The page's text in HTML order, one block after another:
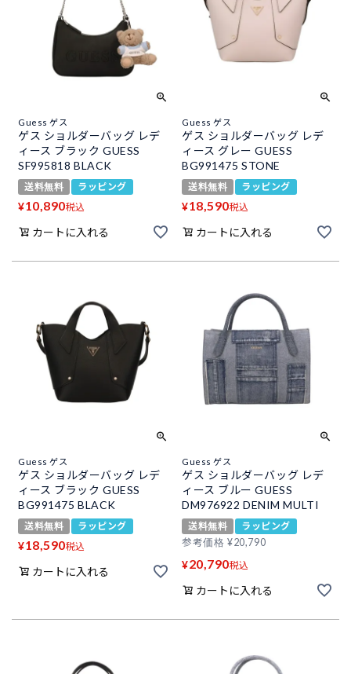
Guess ゲス
ゲス ショルダーバッグ レデ
ィース ブラック GUESS
SF995818 BLACK
送料無料 ラッピング
¥10,890税込
カートに入れる
Guess ゲス
ゲス ショルダーバッグ レデ
ィース グレー GUESS
BG991475 STONE
送料無料 ラッピング
¥18,590税込
カートに入れる
Guess ゲス
ゲス ショルダーバッグ レデ
ィース ブラック GUESS
BG991475 BLACK
送料無料 ラッピング
¥18,590税込
カートに入れる
Guess ゲス
ゲス ショルダーバッグ レデ
ィース ブルー GUESS
DM976922 DENIM MULTI
送料無料
ラッピング
参考価格 ¥20,790
¥20,790税込
カートに入れる